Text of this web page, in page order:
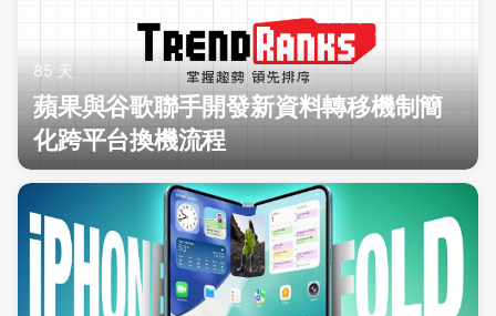
85 天
蘋果與谷歌聯手開發新資料轉移機制簡
化跨平台換機流程